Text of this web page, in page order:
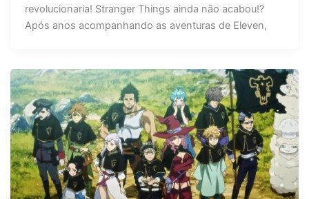
revolucionaria! Stranger Things ainda não acabou!?
Após anos acompanhando as aventuras de Eleven,